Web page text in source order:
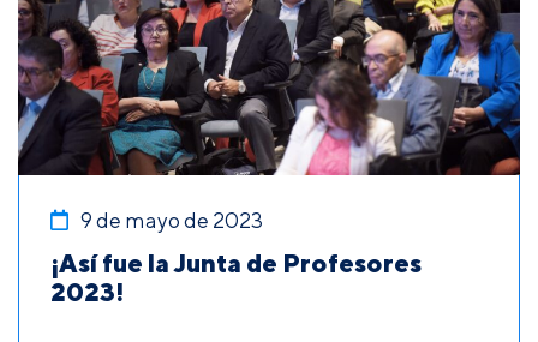
9 de mayo de 2023
¡Así fue la Junta de Profesores
2023!